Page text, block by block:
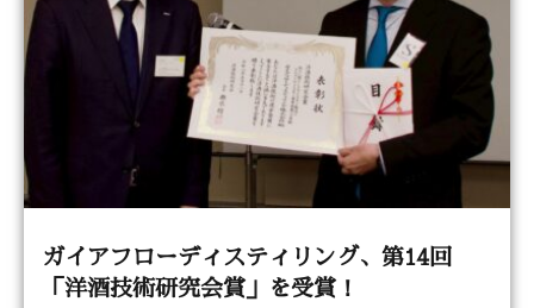
ガイアフローディスティリング、第14回
「洋酒技術研究会賞」を受賞！